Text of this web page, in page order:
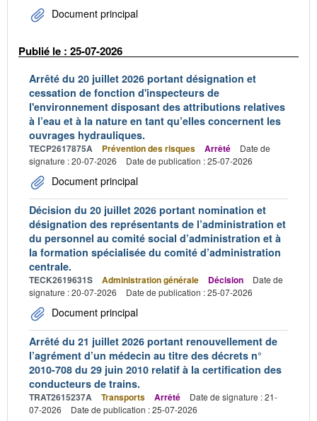
Document principal
Publié le : 25-07-2026
Arrêté du 20 juillet 2026 portant désignation et
cessation de fonction d'inspecteurs de
l'environnement disposant des attributions relatives
à l’eau et à la nature en tant qu’elles concernent les
ouvrages hydrauliques.
TECP2617875A Prévention des risques Arrêté
Date de
signature : 20-07-2026
Date de publication : 25-07-2026
Document principal
Décision du 20 juillet 2026 portant nomination et
désignation des représentants de l’administration et
du personnel au comité social d’administration et à
la formation spécialisée du comité d’administration
centrale.
TECK2619631S Administration générale Décision
Date de
signature : 20-07-2026
Date de publication : 25-07-2026
Document principal
Arrêté du 21 juillet 2026 portant renouvellement de
l’agrément d’un médecin au titre des décrets n°
2010-708 du 29 juin 2010 relatif à la certification des
conducteurs de trains.
TRAT2615237A Transports Arrêté
Date de signature : 21-
07-2026
Date de publication : 25-07-2026